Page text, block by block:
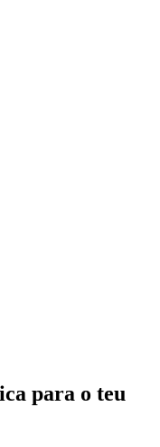
para o teu